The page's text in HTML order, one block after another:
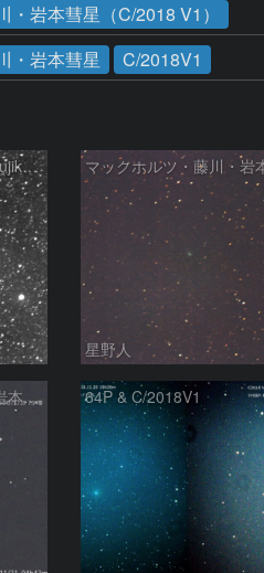
・岩本彗星（C/2018 V1）
・岩本彗星 C/2018V1
C/2018 V1 Machholz-Fujikawa-Iwamoto and NGC6649
星野人
マックホルツ・藤川・岩本彗星、30分間の動き 64P & C/2018V1